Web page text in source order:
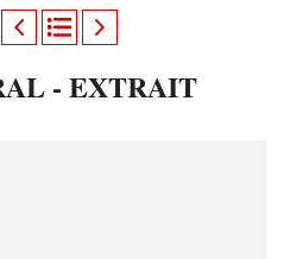
- EXTRAIT